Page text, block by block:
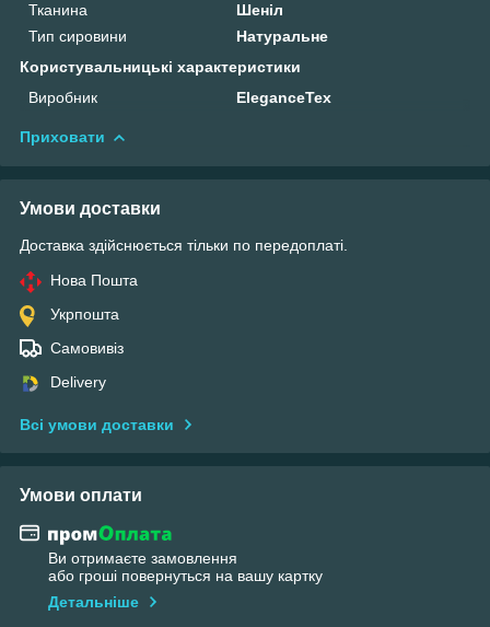
Тканина
Шеніл
Тип сировини
Натуральне
Користувальницькі характеристики
Виробник
EleganceTex
Приховати
Умови доставки
Доставка здійснюється тільки по передоплаті.
Нова Пошта
Укрпошта
Самовивіз
Delivery
Всі умови доставки
Умови оплати
Ви отримаєте замовлення
або гроші повернуться на вашу картку
Детальніше